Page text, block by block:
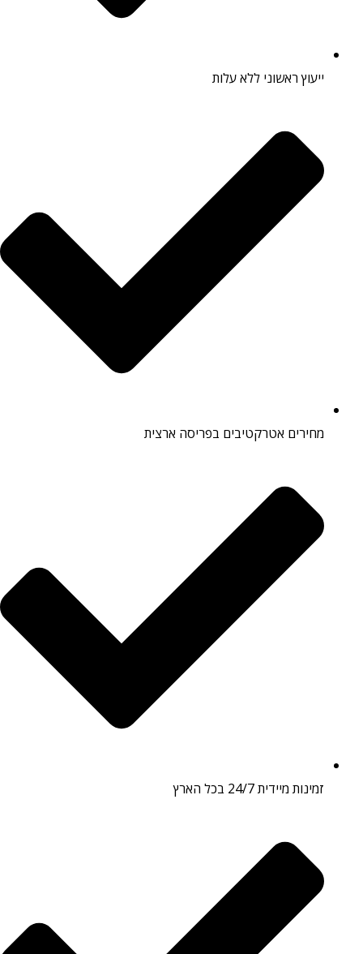
ייעוץ ראשוני ללא עלות
מחירים אטרקטיבים בפריסה ארצית
זמינות מיידית 24/7 בכל הארץ